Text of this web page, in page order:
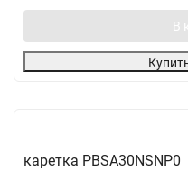
В
каретка PBSA30NSNP0